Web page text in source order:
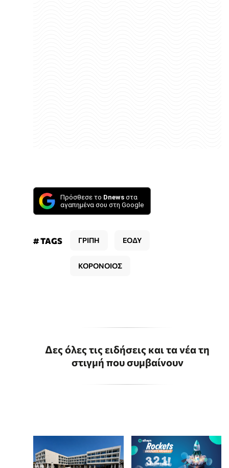
Πρόσθεσε το Dnews στα
αγαπημένα σου στη Google
# TAGS ΓΡΙΠΗ ΕΟΔΥ
ΚΟΡΟΝΟΙΟΣ
Δες όλες τις ειδήσεις και τα νέα τη
στιγμή που συμβαίνουν